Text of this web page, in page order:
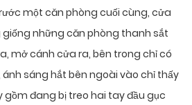
một căn phòng cuối cùng, cửa
những căn phòng thanh sắt
mở cánh cửa ra, bên trong chỉ có
sáng hắt bên ngoài vào chỉ thấy
gồm đang bị treo hai tay đầu gục